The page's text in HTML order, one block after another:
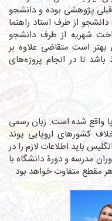
پژوهشی بوده و دانشجو
دانشجو از طرف استاد راهنما
شهریه از طرف دانشجو
است متقاضی علاوه بر
تا در انجام پروژه‌های
واقع شده است. زبان رسمی
کشورهای اروپایی پوند
باید اطلاعات لازم را در
مدرسه و دورۀ دانشگاه با
مقطع متفاوت خواهد بود.